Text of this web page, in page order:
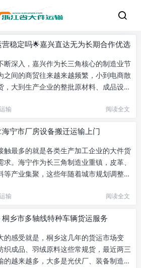
稳定吗🌟嘉兴直达无为长期合作优选
断深入，嘉兴作为长三角核心的制造业节
之间的商贸往来越来越频繁，小到电商散
，大到生产企业的整批原材料、成品设
输 阅读全文
宁市厂房设备搬迁运输上门
触最多的就是各类生产加工企业的大件货
。海宁作为长三角制造业重镇，皮革、
产业集聚，这些年随着城市规划调整和
输 阅读全文
乡市多轴线特种车辆货运服务
的感受就是，桐乡这几年的货运市场变
织成品、羽绒原料这些常规货，最近两三
越来越多，大多是光伏厂、装备制造厂